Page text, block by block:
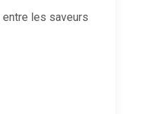
entre les saveurs